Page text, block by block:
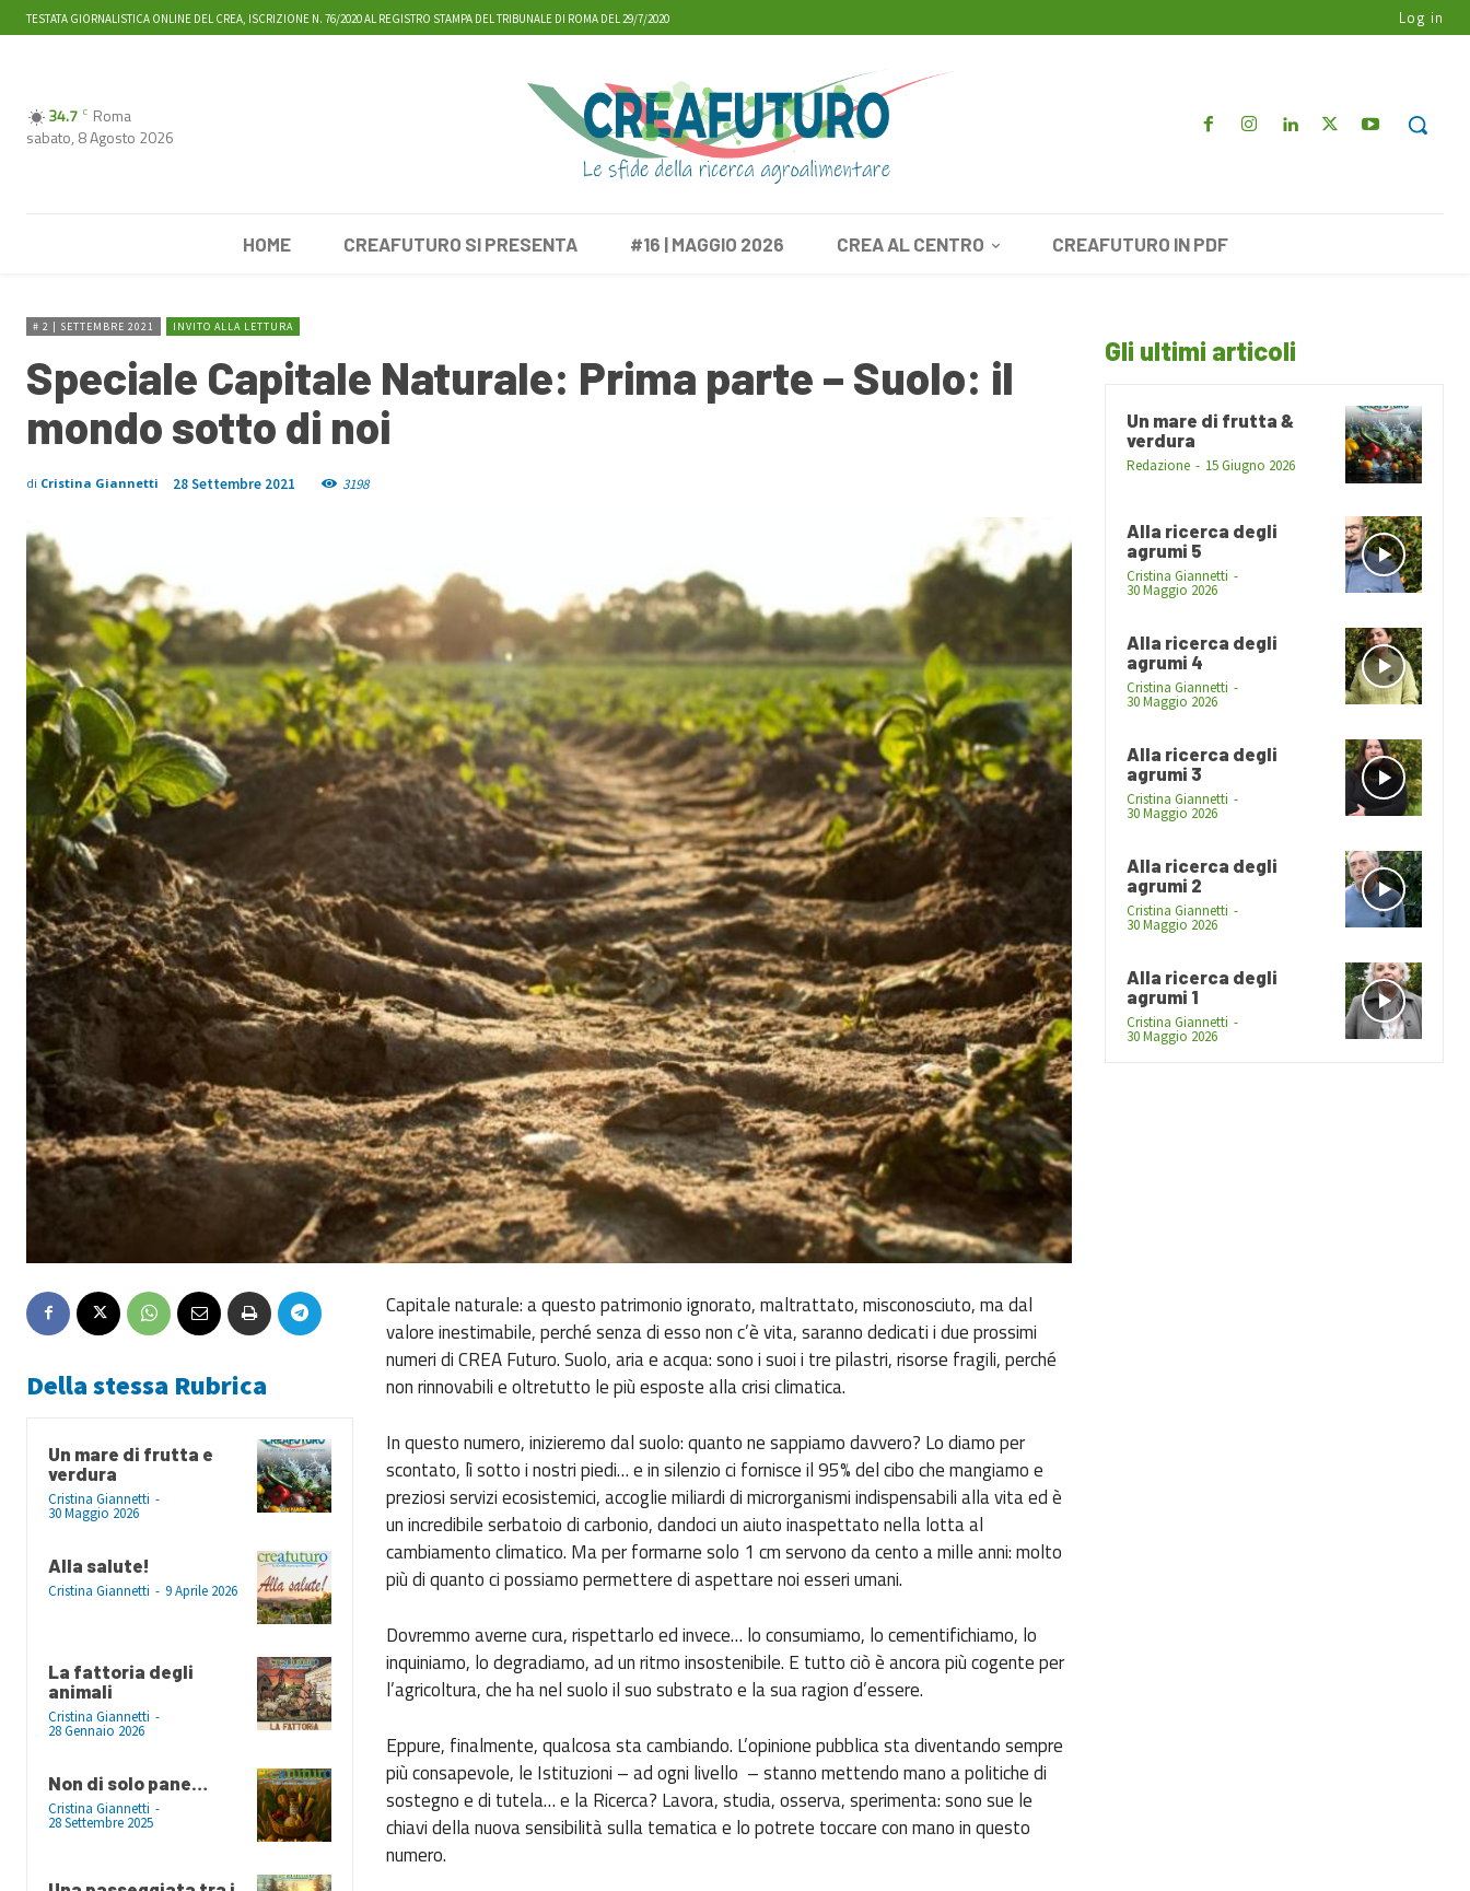
TESTATA GIORNALISTICA ONLINE DEL CREA, ISCRIZIONE N. 76/2020 AL REGISTRO STAMPA DEL TRIBUNALE DI ROMA DEL 29/7/2020 Log in
34.7 C Roma
sabato, 8 Agosto 2026
HOME CREAFUTURO SI PRESENTA #16 | MAGGIO 2026 CREA AL CENTRO CREAFUTURO IN PDF
# 2 | SETTEMBRE 2021 INVITO ALLA LETTURA
Speciale Capitale Naturale: Prima parte – Suolo: il
mondo sotto di noi
di Cristina Giannetti 28 Settembre 2021 3198
Della stessa Rubrica
Un mare di frutta e
verdura
Cristina Giannetti -
30 Maggio 2026
Alla salute!
Cristina Giannetti - 9 Aprile 2026
La fattoria degli
animali
Cristina Giannetti -
28 Gennaio 2026
Non di solo pane…
Cristina Giannetti -
28 Settembre 2025
Capitale naturale: a questo patrimonio ignorato, maltrattato, misconosciuto, ma dal
valore inestimabile, perché senza di esso non c’è vita, saranno dedicati i due prossimi
numeri di CREA Futuro. Suolo, aria e acqua: sono i suoi i tre pilastri, risorse fragili, perché
non rinnovabili e oltretutto le più esposte alla crisi climatica.
In questo numero, inizieremo dal suolo: quanto ne sappiamo davvero? Lo diamo per
scontato, lì sotto i nostri piedi… e in silenzio ci fornisce il 95% del cibo che mangiamo e
preziosi servizi ecosistemici, accoglie miliardi di microrganismi indispensabili alla vita ed è
un incredibile serbatoio di carbonio, dandoci un aiuto inaspettato nella lotta al
cambiamento climatico. Ma per formarne solo 1 cm servono da cento a mille anni: molto
più di quanto ci possiamo permettere di aspettare noi esseri umani.
Dovremmo averne cura, rispettarlo ed invece… lo consumiamo, lo cementifichiamo, lo
inquiniamo, lo degradiamo, ad un ritmo insostenibile. E tutto ciò è ancora più cogente per
l’agricoltura, che ha nel suolo il suo substrato e la sua ragion d’essere.
Eppure, finalmente, qualcosa sta cambiando. L’opinione pubblica sta diventando sempre
più consapevole, le Istituzioni – ad ogni livello – stanno mettendo mano a politiche di
sostegno e di tutela… e la Ricerca? Lavora, studia, osserva, sperimenta: sono sue le
chiavi della nuova sensibilità sulla tematica e lo potrete toccare con mano in questo
numero.
Gli ultimi articoli
Un mare di frutta &
verdura
Redazione - 15 Giugno 2026
Alla ricerca degli
agrumi 5
Cristina Giannetti -
30 Maggio 2026
Alla ricerca degli
agrumi 4
Cristina Giannetti -
30 Maggio 2026
Alla ricerca degli
agrumi 3
Cristina Giannetti -
30 Maggio 2026
Alla ricerca degli
agrumi 2
Cristina Giannetti -
30 Maggio 2026
Alla ricerca degli
agrumi 1
Cristina Giannetti -
30 Maggio 2026